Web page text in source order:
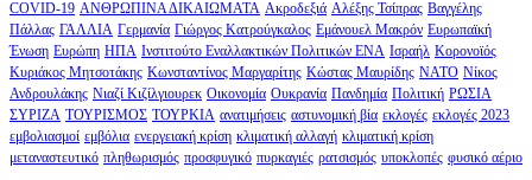
COVID-19 ΑΝΘΡΩΠΙΝΑ ΔΙΚΑΙΩΜΑΤΑ Ακροδεξιά Αλέξης Τσίπρας Βαγγέλης
Πάλλας ΓΑΛΛΙΑ Γερμανία Γιώργος Κατρούγκαλος Εμάνουελ Μακρόν Ευρωπαϊκή
Ένωση Ευρώπη ΗΠΑ Ινστιτούτο Εναλλακτικών Πολιτικών ΕΝΑ Ισραήλ Κορονοϊός
Κυριάκος Μητσοτάκης Κωνσταντίνος Μαργαρίτης Κώστας Μαυρίδης ΝΑΤΟ Νίκος
Ανδρουλάκης Νιαζί Κιζίλγιουρεκ Οικονομία Ουκρανία Πανδημία Πολιτική ΡΩΣΙΑ
ΣΥΡΙΖΑ ΤΟΥΡΙΣΜΟΣ ΤΟΥΡΚΙΑ ανατιμήσεις αστυνομική βία εκλογές εκλογές 2023
εμβολιασμοί εμβόλια ενεργειακή κρίση κλιματική αλλαγή κλιματική κρίση
μεταναστευτικό πληθωρισμός προσφυγικό πυρκαγιές ρατσισμός υποκλοπές φυσικό αέριο